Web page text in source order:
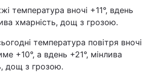
температура вночі +11°, вдень
хмарність, дощ з грозою.
температура повітря вночі
+10°, а вдень +21°, мінлива
дощ з грозою.